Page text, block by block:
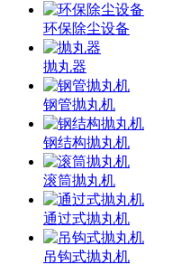
环保除尘设备
抛丸器
钢管抛丸机
钢结构抛丸机
滚筒抛丸机
通过式抛丸机
吊钩式抛丸机